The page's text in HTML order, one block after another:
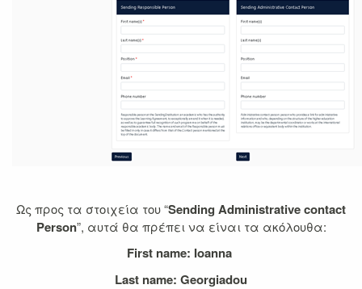
Ως προς τα στοιχεία του “Sending Administrative contact
Person”, αυτά θα πρέπει να είναι τα ακόλουθα:
First name: Ioanna
Last name: Georgiadou